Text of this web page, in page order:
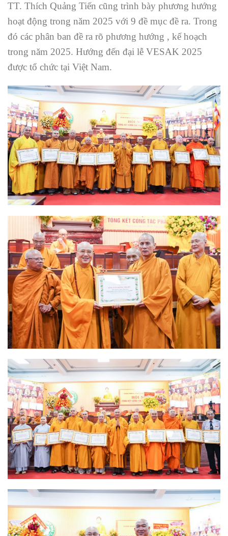
TT. Thích Quảng Tiến cũng trình bày phương hướng
hoạt động trong năm 2025 với 9 đề mục đề ra. Trong
đó các phân ban đề ra rõ phương hướng , kế hoạch
trong năm 2025. Hướng đến đại lễ VESAK 2025
được tổ chức tại Việt Nam.